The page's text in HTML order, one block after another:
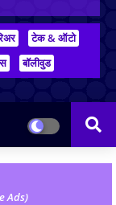
टेक & ऑटो
बॉलीवुड
Ads)